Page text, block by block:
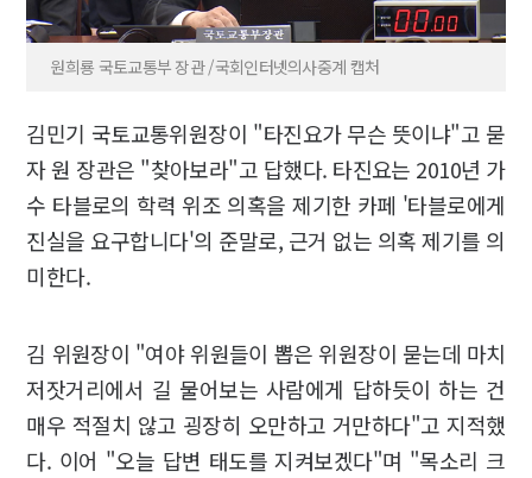
원희룡 국토교통부 장관 /국회인터넷의사중계 캡처
김민기 국토교통위원장이 "타진요가 무슨 뜻이냐"고 묻
자 원 장관은 "찾아보라"고 답했다. 타진요는 2010년 가
수 타블로의 학력 위조 의혹을 제기한 카페 '타블로에게
진실을 요구합니다'의 준말로, 근거 없는 의혹 제기를 의
미한다.
김 위원장이 "여야 위원들이 뽑은 위원장이 묻는데 마치
저잣거리에서 길 물어보는 사람에게 답하듯이 하는 건
매우 적절치 않고 굉장히 오만하고 거만하다"고 지적했
다. 이어 "오늘 답변 태도를 지켜보겠다"며 "목소리 크